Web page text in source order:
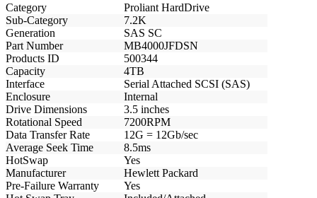
Category
Proliant HardDrive
Sub-Category
7.2K
Generation
SAS SC
Part Number
MB4000JFDSN
Products ID
500344
Capacity
4TB
Interface
Serial Attached SCSI (SAS)
Enclosure
Internal
Drive Dimensions
3.5 inches
Rotational Speed
7200RPM
Data Transfer Rate
12G = 12Gb/sec
Average Seek Time
8.5ms
HotSwap
Yes
Manufacturer
Hewlett Packard
Pre-Failure Warranty
Yes